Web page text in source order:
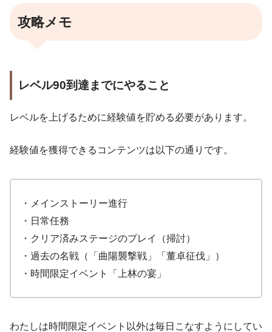
攻略メモ
レベル90到達までにやること
レベルを上げるために経験値を貯める必要があります。
経験値を獲得できるコンテンツは以下の通りです。
・メインストーリー進行
・日常任務
・クリア済みステージのプレイ（掃討）
・過去の名戦（「曲陽襲撃戦」「董卓征伐」）
・時間限定イベント「上林の宴」
わたしは時間限定イベント以外は毎日こなすようにしてい